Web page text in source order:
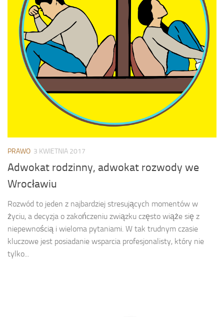
PRAWO 3 KWIETNIA 2017
Adwokat rodzinny, adwokat rozwody we
Wrocławiu
Rozwód to jeden z najbardziej stresujących momentów w
życiu, a decyzja o zakończeniu związku często wiąże się z
niepewnością i wieloma pytaniami. W tak trudnym czasie
kluczowe jest posiadanie wsparcia profesjonalisty, który nie
tylko...